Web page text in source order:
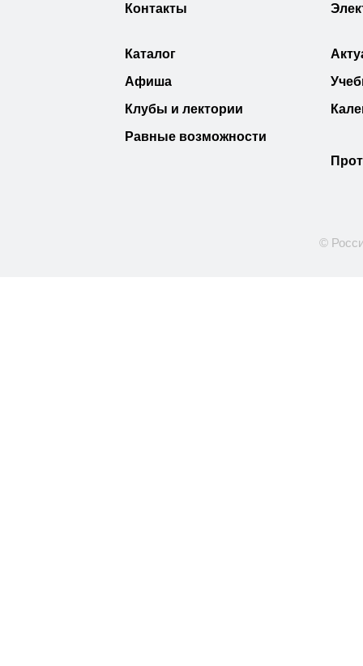
Контакты
Каталог
Афиша
Клубы и лектории
Равные возможности
©